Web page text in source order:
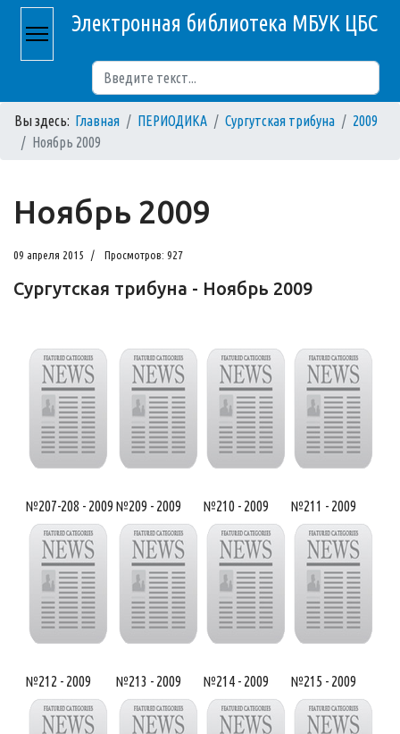
Электронная библиотека МБУК ЦБС
Вы здесь: Главная ПЕРИОДИКА Сургутская трибуна
2009
Ноябрь 2009
Ноябрь 2009
09 апреля 2015 Просмотров: 927
Сургутская трибуна - Ноябрь 2009
№207-208 - 2009 №209 - 2009 №210 - 2009 №211 - 2009
№212 - 2009 №213 - 2009 №214 - 2009 №215 - 2009